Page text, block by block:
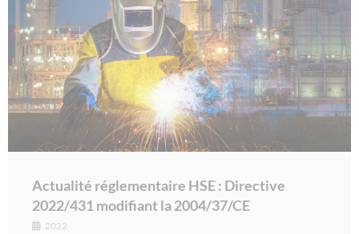
Actualité réglementaire HSE : Directive
2022/431 modifiant la 2004/37/CE
2022